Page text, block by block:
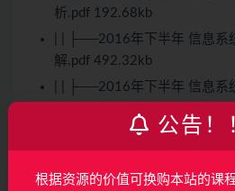
析.pdf 192.68kb
| | ├──2016年下半年 信息系
解.pdf 492.32kb
| | ├──2016年下半年 信息系
| | └──2016年下半年 信息系
| ├──2017
公告！
根据资源的价值可换购本站的课